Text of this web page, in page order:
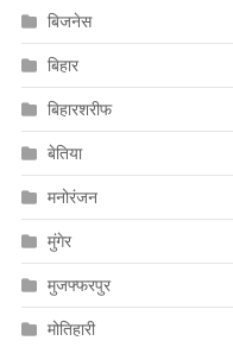
बिजनेस
बिहार
बिहारशरीफ
बेतिया
मनोरंजन
मुंगेर
मुजफ्फरपुर
मोतिहारी